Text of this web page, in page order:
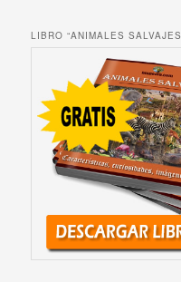
LIBRO “ANIMALES